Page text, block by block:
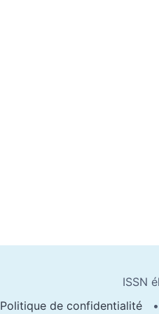
ISSN
Politique de confidentialité